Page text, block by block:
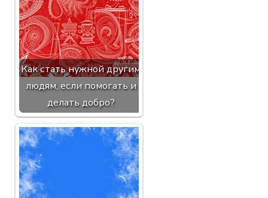
Как стать нужной другим
людям, если помогать и
делать добро?